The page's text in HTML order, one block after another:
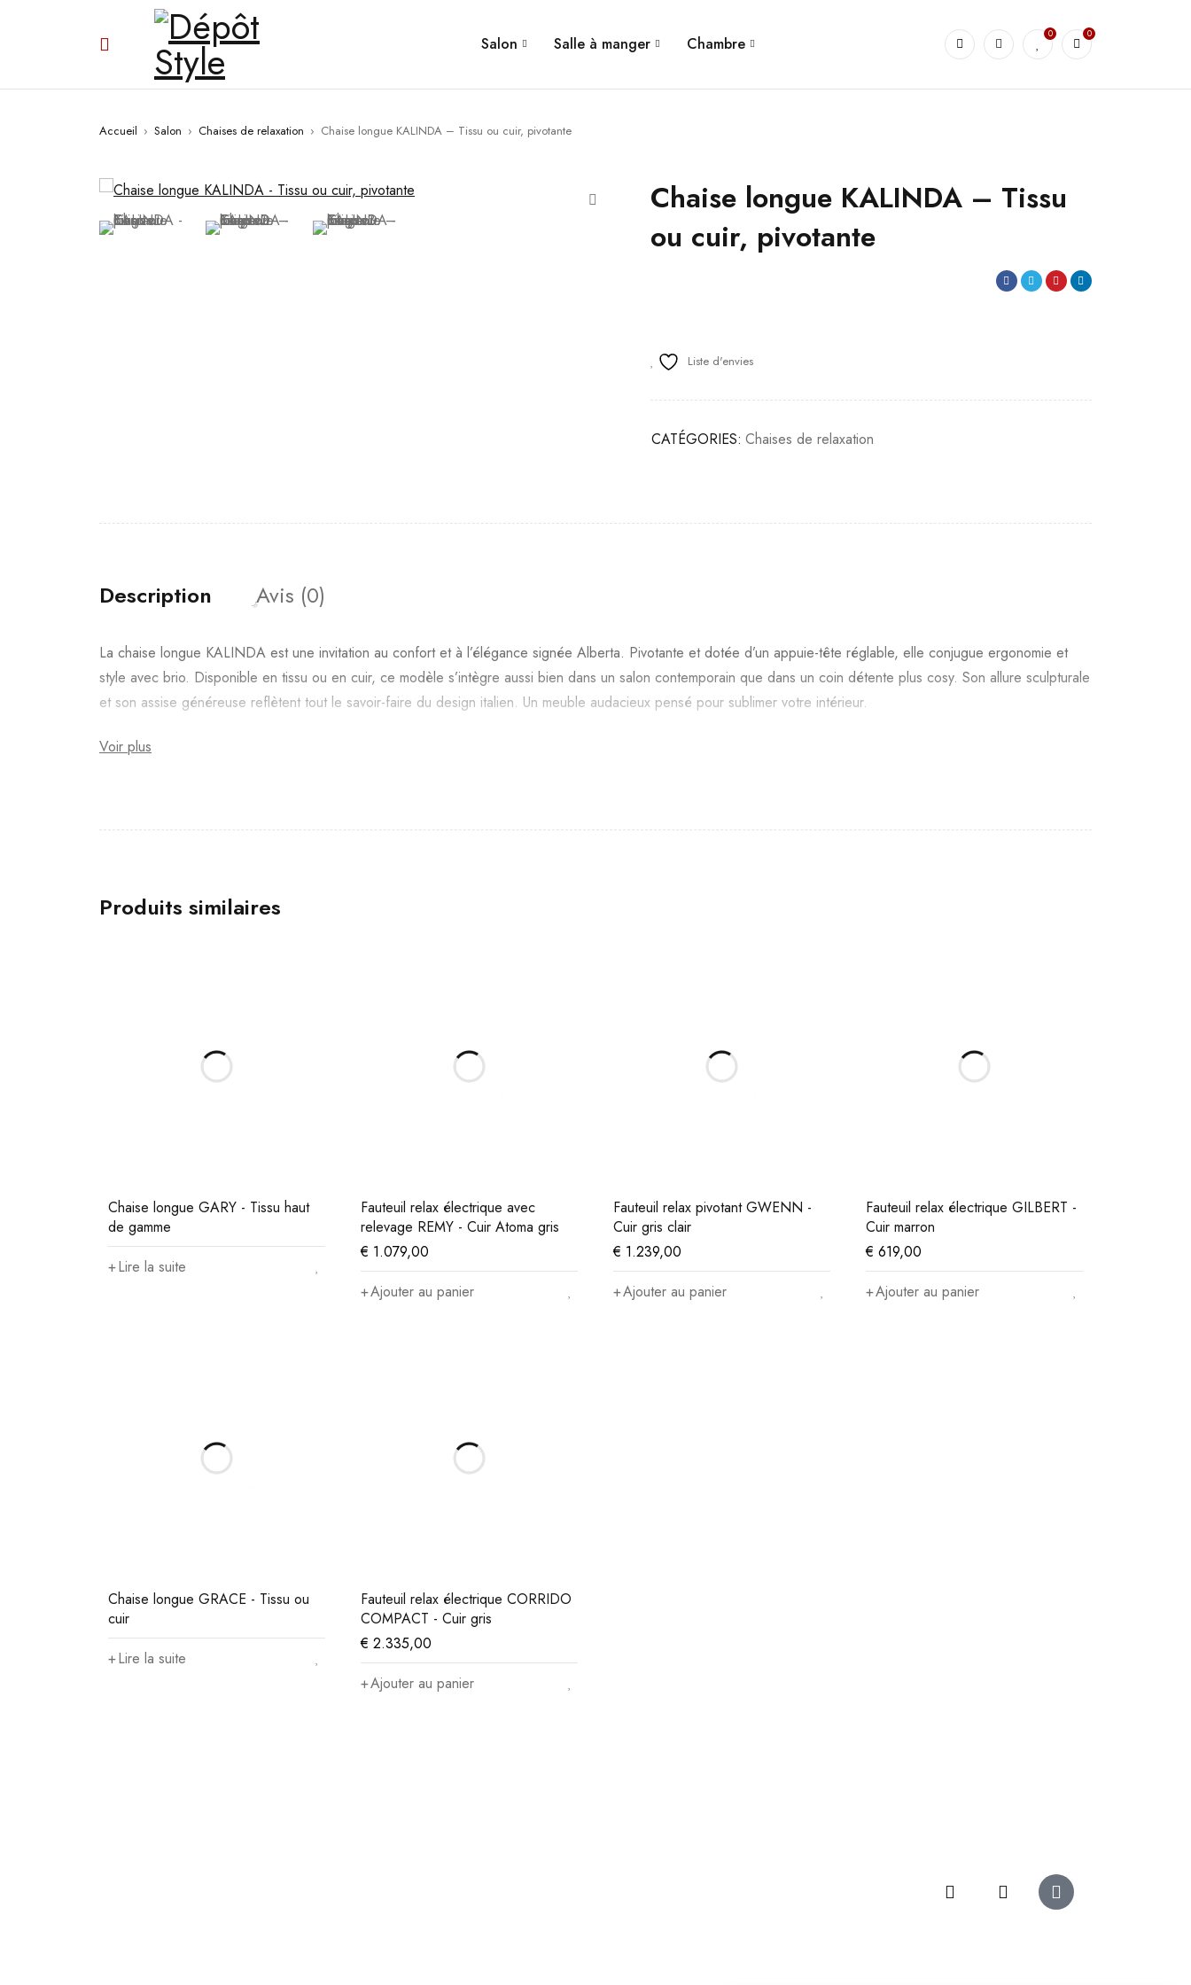
Salon Salle à manger Chambre
0 0
Accueil › Salon › Chaises de relaxation › Chaise longue KALINDA – Tissu ou cuir, pivotante
Chaise longue KALINDA – Tissu
ou cuir, pivotante
Liste d'envies
CATÉGORIES: Chaises de relaxation
Description Avis (0)
La chaise longue KALINDA est une invitation au confort et à l’élégance signée Alberta. Pivotante et dotée d’un appuie-tête réglable, elle conjugue ergonomie et
style avec brio. Disponible en tissu ou en cuir, ce modèle s’intègre aussi bien dans un salon contemporain que dans un coin détente plus cosy. Son allure sculpturale
et son assise généreuse reflètent tout le savoir-faire du design italien. Un meuble audacieux pensé pour sublimer votre intérieur.
Voir plus
Produits similaires
Chaise longue GARY - Tissu haut
de gamme
Lire la suite
Fauteuil relax électrique avec
relevage REMY - Cuir Atoma gris
€ 1.079,00
Ajouter au panier
Fauteuil relax pivotant GWENN -
Cuir gris clair
€ 1.239,00
Ajouter au panier
Fauteuil relax électrique GILBERT -
Cuir marron
€ 619,00
Ajouter au panier
Chaise longue GRACE - Tissu ou
cuir
Lire la suite
Fauteuil relax électrique CORRIDO
COMPACT - Cuir gris
€ 2.335,00
Ajouter au panier